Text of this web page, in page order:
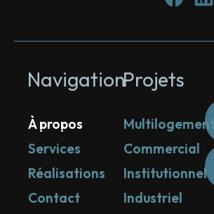
Navigation
À propos
Services
Réalisations
Contact
Projets
Multilogements
Commercial
Institutionnel
Industriel